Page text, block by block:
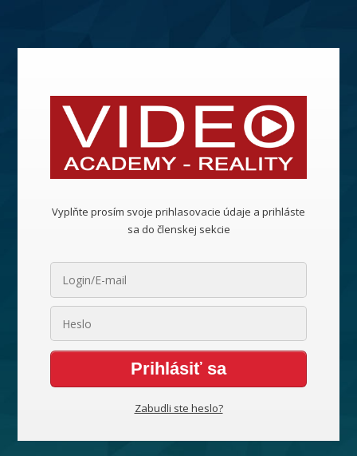
Vyplňte prosím svoje prihlasovacie údaje a prihláste
sa do členskej sekcie
Prihlásiť sa
Zabudli ste heslo?